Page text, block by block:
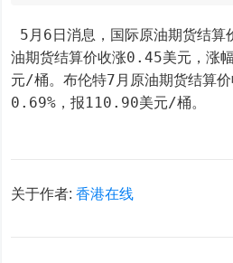
5月6日消息，国际原油期货结
油期货结算价收涨0.45美元，涨
元/桶。布伦特7月原油期货结算
0.69%，报110.90美元/桶。
关于作者:香港在线